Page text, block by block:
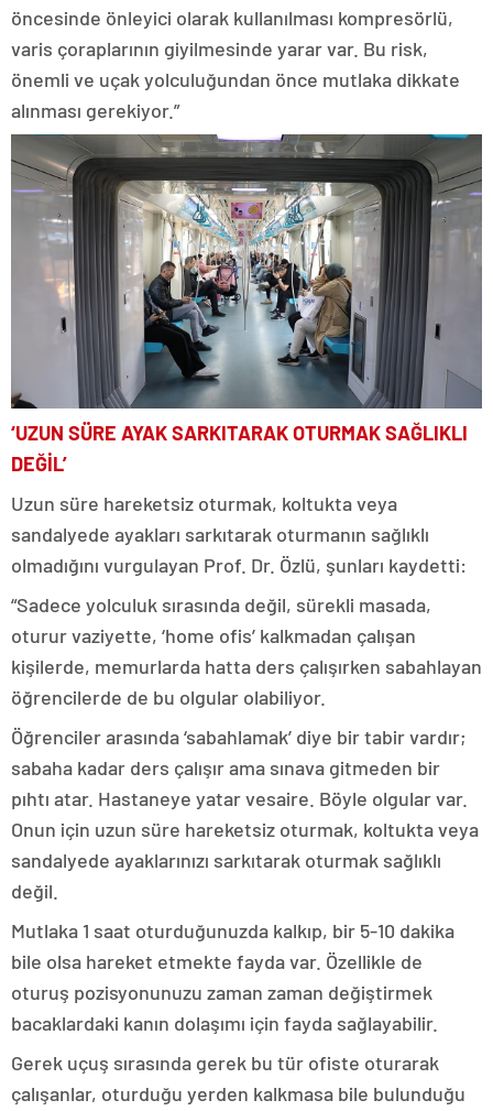
öncesinde önleyici olarak kullanılması kompresörlü,
varis çoraplarının giyilmesinde yarar var. Bu risk,
önemli ve uçak yolculuğundan önce mutlaka dikkate
alınması gerekiyor.”
‘UZUN SÜRE AYAK SARKITARAK OTURMAK SAĞLIKLI
DEĞİL’
Uzun süre hareketsiz oturmak, koltukta veya
sandalyede ayakları sarkıtarak oturmanın sağlıklı
olmadığını vurgulayan Prof. Dr. Özlü, şunları kaydetti:
“Sadece yolculuk sırasında değil, sürekli masada,
oturur vaziyette, ‘home ofis’ kalkmadan çalışan
kişilerde, memurlarda hatta ders çalışırken sabahlayan
öğrencilerde de bu olgular olabiliyor.
Öğrenciler arasında ‘sabahlamak’ diye bir tabir vardır;
sabaha kadar ders çalışır ama sınava gitmeden bir
pıhtı atar. Hastaneye yatar vesaire. Böyle olgular var.
Onun için uzun süre hareketsiz oturmak, koltukta veya
sandalyede ayaklarınızı sarkıtarak oturmak sağlıklı
değil.
Mutlaka 1 saat oturduğunuzda kalkıp, bir 5-10 dakika
bile olsa hareket etmekte fayda var. Özellikle de
oturuş pozisyonunuzu zaman zaman değiştirmek
bacaklardaki kanın dolaşımı için fayda sağlayabilir.
Gerek uçuş sırasında gerek bu tür ofiste oturarak
çalışanlar, oturduğu yerden kalkmasa bile bulunduğu